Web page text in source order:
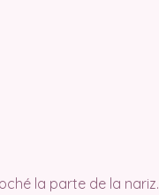
la parte de la nariz.